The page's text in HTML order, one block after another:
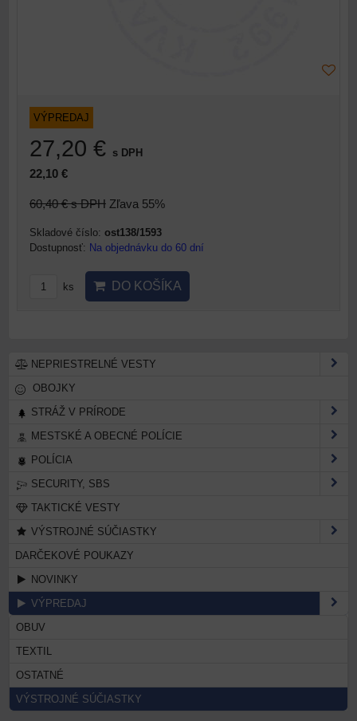
VÝPREDAJ
27,20 € s DPH
22,10 €
60,40 €s DPH Zľava 55%
Skladové číslo: ost138/1593
Dostupnosť: Na objednávku do 60 dní
ks DO KOŠÍKA
NEPRIESTRELNÉ VESTY
OBOJKY
STRÁŽ V PRÍRODE
MESTSKÉ A OBECNÉ POLÍCIE
POLÍCIA
SECURITY, SBS
TAKTICKÉ VESTY
VÝSTROJNÉ SÚČIASTKY
DARČEKOVÉ POUKAZY
NOVINKY
VÝPREDAJ
OBUV
TEXTIL
OSTATNÉ
VÝSTROJNÉ SÚČIASTKY